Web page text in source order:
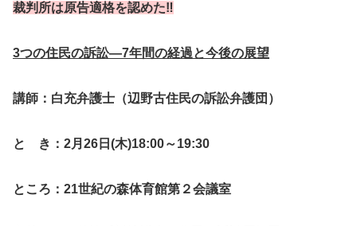
裁判所は原告適格を認めた‼
3つの住民の訴訟―7年間の経過と今後の展望
講師：白充弁護士 （辺野古住民の訴訟弁護団）
と き：2月26日(木)18:00～19:30
ところ：21世紀の森体育館第２会議室